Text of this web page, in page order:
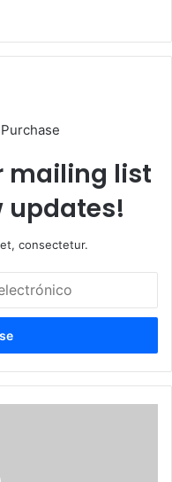
mailing list
updates!
consectetur.